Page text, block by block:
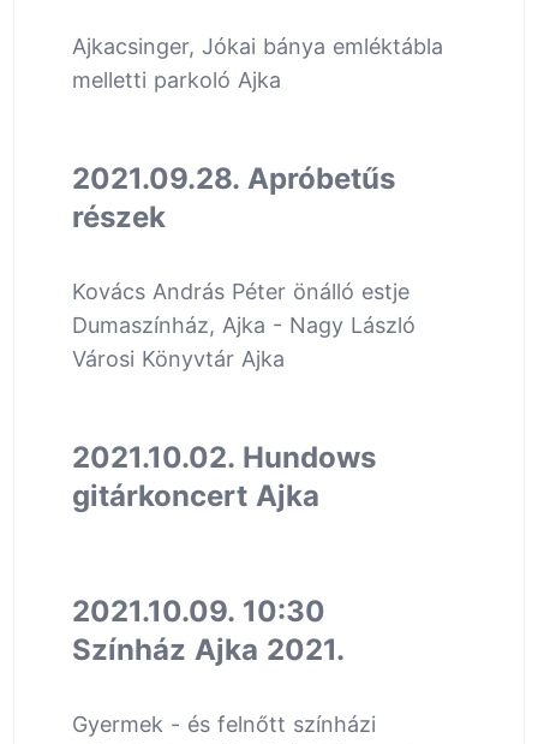
Ajkacsinger, Jókai bánya emléktábla
melletti parkoló Ajka
2021.09.28. Apróbetűs
részek
Kovács András Péter önálló estje
Dumaszínház, Ajka - Nagy László
Városi Könyvtár Ajka
2021.10.02. Hundows
gitárkoncert Ajka
2021.10.09. 10:30
Színház Ajka 2021.
Gyermek - és felnőtt színházi